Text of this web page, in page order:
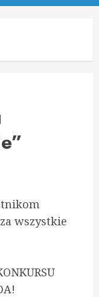
wszystkie